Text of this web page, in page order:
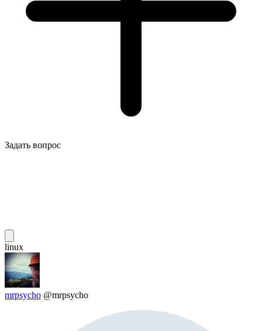
Задать вопрос
linux
mrpsycho @mrpsycho